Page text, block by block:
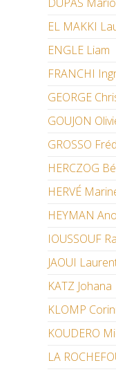
EL MAKKI
ENGLE Liam
FRANCHI
GEORGE
GOUJON
GROSSO
HERCZOG
HERVÉ
HEYMAN
IOUSSOUF
JAOUI
KATZ Johana
KLOMP
KOUDERO
LA